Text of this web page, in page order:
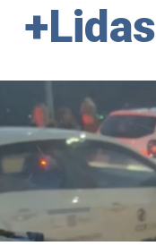
+Lidas